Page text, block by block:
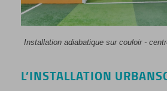
Installation adiabatique sur couloir -
L’INSTALLATION